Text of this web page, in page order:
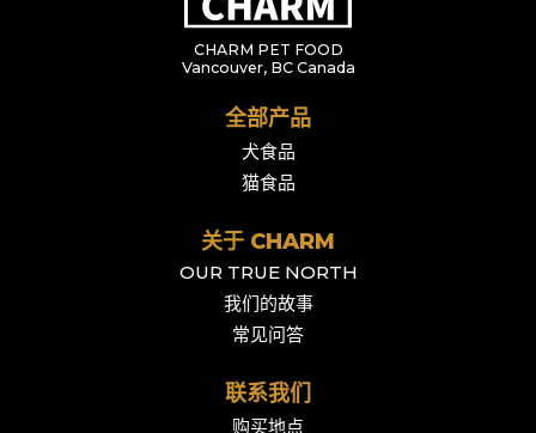
CHARM PET FOOD
Vancouver, BC Canada
全部产品
犬食品
猫食品
关于 CHARM
OUR TRUE NORTH
我们的故事
常见问答
联系我们
购买地点